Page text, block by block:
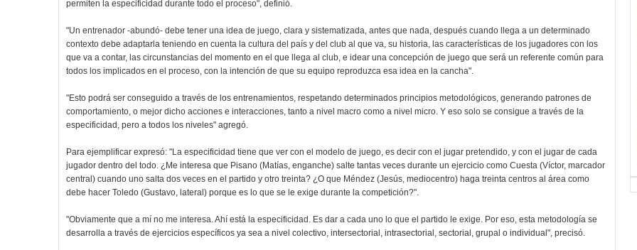
permiten la especificidad durante todo el proceso", definió.
"Un entrenador -abundó- debe tener una idea de juego, clara y sistematizada, antes que nada, después cuando llega a un determinado
contexto debe adaptarla teniendo en cuenta la cultura del país y del club al que va, su historia, las características de los jugadores con los
que va a contar, las circunstancias del momento en el que llega al club, e idear una concepción de juego que será un referente común para
todos los implicados en el proceso, con la intención de que su equipo reproduzca esa idea en la cancha".
"Esto podrá ser conseguido a través de los entrenamientos, respetando determinados principios metodológicos, generando patrones de
comportamiento, o mejor dicho acciones e interacciones, tanto a nivel macro como a nivel micro. Y eso solo se consigue a través de la
especificidad, pero a todos los niveles" agregó.
Para ejemplificar expresó: "La especificidad tiene que ver con el modelo de juego, es decir con el jugar pretendido, y con el jugar de cada
jugador dentro del todo. ¿Me interesa que Pisano (Matías, enganche) salte tantas veces durante un ejercicio como Cuesta (Víctor, marcador
central) cuando uno salta dos veces en el partido y otro treinta? ¿O que Méndez (Jesús, mediocentro) haga treinta centros al área como
debe hacer Toledo (Gustavo, lateral) porque es lo que se le exige durante la competición?".
"Obviamente que a mí no me interesa. Ahí está la especificidad. Es dar a cada uno lo que el partido le exige. Por eso, esta metodología se
desarrolla a través de ejercicios específicos ya sea a nivel colectivo, intersectorial, intrasectorial, sectorial, grupal o individual", precisó.